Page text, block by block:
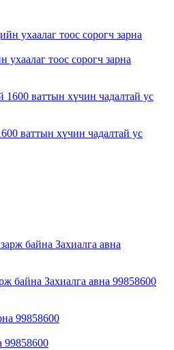
тоос сорогч зарна
ваттын хүчин чадалтай ус
байна Захиалга авна 99858600
99858600